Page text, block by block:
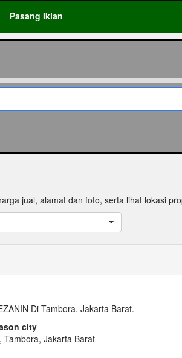
Pasang Iklan
jual, alamat dan foto, serta lihat lokasi
Di Tambora, Jakarta Barat.
city
Tambora, Jakarta Barat